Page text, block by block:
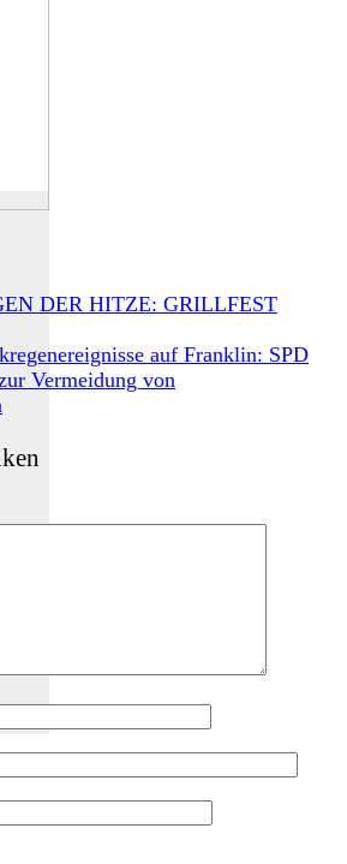
DER HITZE: GRILLFEST
auf Franklin: SPD
Vermeidung von